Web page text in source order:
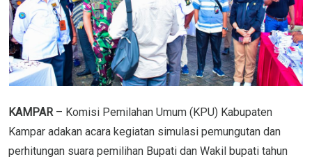
KAMPAR– Komisi Pemilahan Umum (KPU) Kabupaten
Kampar adakan acara kegiatan simulasi pemungutan dan
perhitungan suara pemilihan Bupati dan Wakil bupati tahun